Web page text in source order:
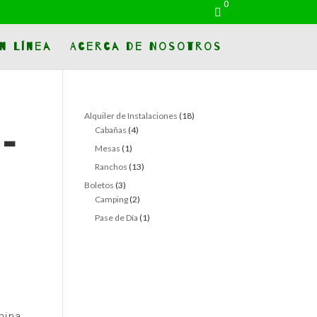

0
Línea Acerca de Nosotros
Alquiler de Instalaciones 1818
Cabañas 44
Mesas 11
product
Ranchos 1313
Boletos 33
products
Camping 22
products
Pase de Día 11